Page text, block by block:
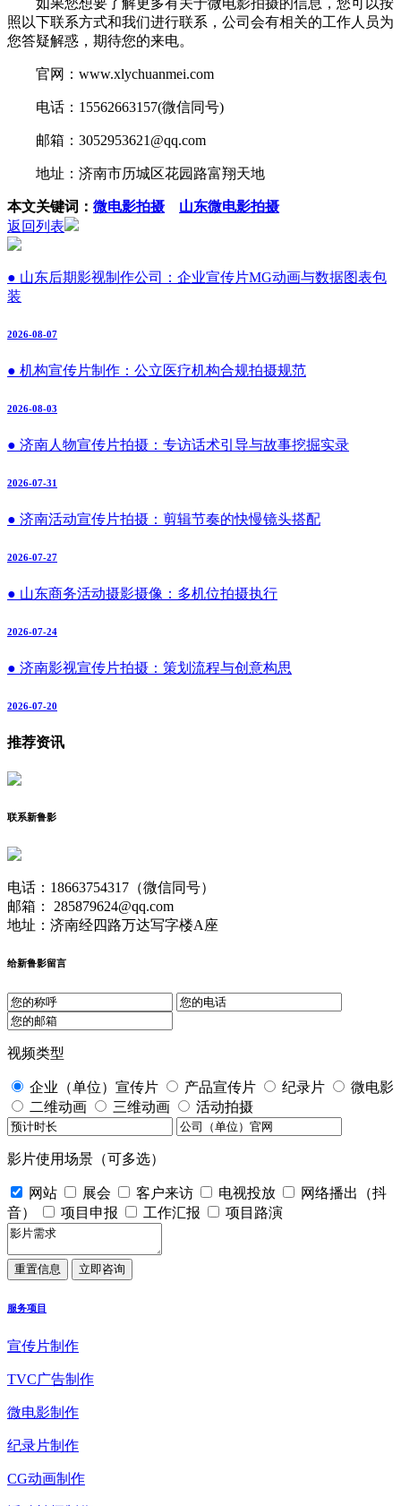
如果您想要了解更多有关于微电影拍摄的信息，您可以按
照以下联系方式和我们进行联系，公司会有相关的工作人员为
您答疑解惑，期待您的来电。
官网：www.xlychuanmei.com
电话：15562663157(微信同号)
邮箱：3052953621@qq.com
地址：济南市历城区花园路富翔天地
本文关键词： 微电影拍摄
山东微电影拍摄
返回列表
● 山东后期影视制作公司：企业宣传片MG动画与数据图表包
装
2026-08-07
● 机构宣传片制作：公立医疗机构合规拍摄规范
2026-08-03
● 济南人物宣传片拍摄：专访话术引导与故事挖掘实录
2026-07-31
● 济南活动宣传片拍摄：剪辑节奏的快慢镜头搭配
2026-07-27
● 山东商务活动摄影摄像：多机位拍摄执行
2026-07-24
● 济南影视宣传片拍摄：策划流程与创意构思
2026-07-20
推荐资讯
联系新鲁影
电话：18663754317（微信同号）
邮箱： 285879624@qq.com
地址：济南经四路万达写字楼A座
给新鲁影留言
视频类型
企业（单位）宣传片 产品宣传片 纪录片
微电影
二维动画
三维动画 活动拍摄
影片使用场景（可多选）
网站 展会 客户来访 电视投放
网络播出（抖
音）
项目申报 工作汇报 项目路演
服务项目
宣传片制作
TVC广告制作
微电影制作
纪录片制作
CG动画制作